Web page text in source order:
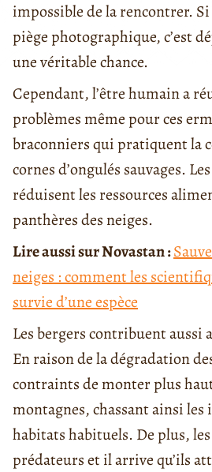
impossible de la rencontrer.
piège photographique, c’est
une véritable chance.
Cependant, l’être humain a
problèmes même pour ces
braconniers qui pratiquent la
cornes d’ongulés sauvages.
réduisent les ressources
panthères des neiges.
Lire aussi sur Novastan :
neiges : comment les
survie d’une espèce
Les bergers contribuent aussi
En raison de la dégradation
contraints de monter plus
montagnes, chassant ainsi les
habitats habituels. De plus,
prédateurs et il arrive qu’ils